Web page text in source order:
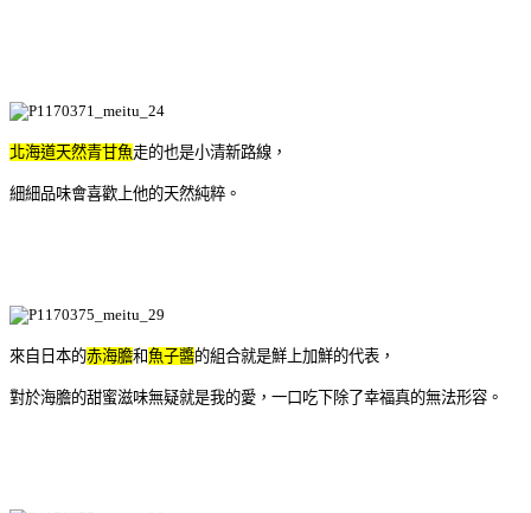
北海道天然青甘魚走的也是小清新路線，
細細品味會喜歡上他的天然純粹。
來自日本的赤海膽和魚子醬的組合就是鮮上加鮮的代表，
對於海膽的甜蜜滋味無疑就是我的愛，一口吃下除了幸福真的無法形容。